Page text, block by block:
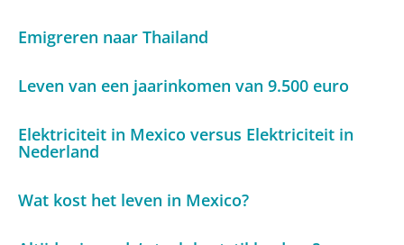
Emigreren naar Thailand
Leven van een jaarinkomen van 9.500 euro
Elektriciteit in Mexico versus Elektriciteit in
Nederland
Wat kost het leven in Mexico?